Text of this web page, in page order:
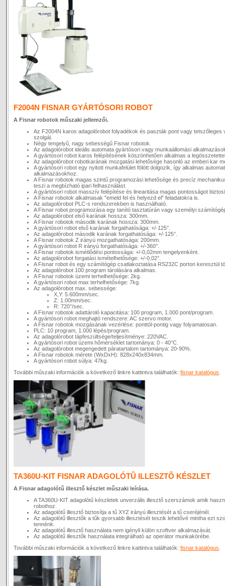
F2004N FISNAR GYÁRTÓSORI ROBOT
A Fisnar robotok műszaki jellemzői.
Az F2004N karos adagolórobot folyadékok és paszták pont vagy tetszőleges
szolgál.
Négy tengelyű, nagy sebességű Fisnar robotok.
Az adagolórobot ideális automata gyártósori vagy munkaállomási
A gyártósori robot karos felépítésének köszönhetően alkalmas a
Az adagolórobot robotkarának mozgatási lehetősége hasonló az emberi kar
A gyártósori robot egy nyitott munkafelület fölött dolgozik, így alkalmas
alkalmazásokhoz.
A Fisnar robotok magas szintű programozási lehetősége és precíz
teszi a megbízható ipari felhasználást.
A gyártósori robot masszív felépítése és linearitása magas pontosságot
A Fisnar robotok alkalmasak "emeld fel és helyezd el" feladatokra is.
Az adagolórobot PLC-s rendszerekben is használható.
A Fisnar robot programozása egy tanító tasztatúrán vagy személyi
Az adagolórobot első karának hossza: 300mm.
A Fisnar robotok második karának hossza: 300mm.
A gyártósori robot első karának forgathatósága: +/-125°.
Az adagolórobot második karának forgathatósága: +/-125°.
A Fisnar robotok Z irányú mozgathatósága: 200mm.
A gyártósori robot R irányú forgathatósága: +/-360°.
A Fisnar robotok ismétlődési pontossága: +/-0,02mm tengelyenként.
Az adagolórobot forgatási ismételhetősége: +/-0,02°.
A Fisnar robot és egy számítógép csatlakoztatása RS232C porton keresztül
Az adagolórobot 100 program tárolására alkalmas.
A Fisnar robotok üzemi terhelhetősége: 2kg.
A gyártósori robot max terhelhetősége: 7kg.
Az adagolórobot max. sebessége:
X,Y: 5.600mm/sec.
Z: 1.00mm/sec.
R: 720°/sec.
A Fisnar robotok adattároló kapacitása: 100 program, 1.000 pont/program.
A gyártósori robot meghajtó rendszere: AC szervo motor.
A Fisnar robotok mozgásának vezérlése: ponttól-pontig vagy folyamatosan.
PLC: 10 program, 1.000 lépés/program.
Az adagolórobot tápfeszültsége/teljesítménye: 220VAC.
A gyártósori robot üzemi hőmérséklet tartománya: 0 - 40°C.
Az adagolórobot megengedett páratartalom tartománya: 20-90%.
A Fisnar robotok mérete (WxDxH): 828x240x834mm.
A gyártósori robot súlya: 47kg.
További műszaki információk a következő linkre kattintva találhatók: fisnar katalógus
TA360U-KIT FISNAR ADAGOLÓTÛ ILLESZTÕ KÉSZLET
A Fisnar adagolótű illesztő készlet műszaki leírása.
A TA360U-KIT adagolótű készletek unverzális illesztő szerszámok amik
robothoz.
Az adagolótű illesztő biztosítja a tű XYZ irányú illesztését a tű cseréjénél.
Az adagolótű illesztők a tűk gyorsabb illesztését teszik lehetővé mintha ezt
tennénk.
Az adagolótű illesztő használata nem igényli külön szoftver alkalmazását.
Az adagolótű illesztők használata integrálható az operátor munkakörébe.
További műszaki információk a következő linkre kattintva találhatók: fisnar katalógus